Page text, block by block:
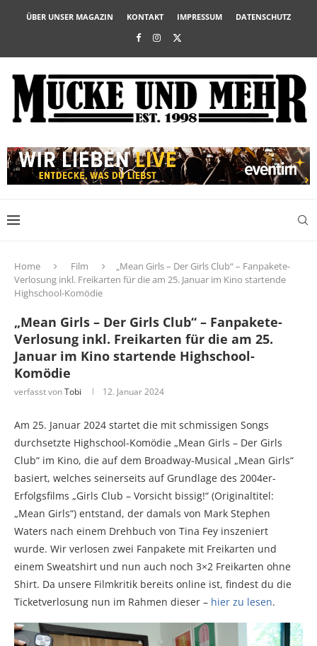
ÜBER UNSER MAGAZIN KONTAKT IMPRESSUM DATENSCHUTZ
Home Film
„Mean Girls – Der Girls Club“ – Fanpakete-
Verlosung inkl. Freikarten für die am 25. Januar im Kino startende
Highschool-Komödie
„Mean Girls – Der Girls Club“ – Fanpakete-
Verlosung inkl. Freikarten für die am 25.
Januar im Kino startende Highschool-
Komödie
verfasst vonTobi 12. Januar 2024
Am 25. Januar 2024 startet die mit schmissigen Songs
durchsetzte Highschool-Komödie „Mean Girls – Der Girls
Club“ im Kino, die auf dem Broadway-Musical „Mean Girls“
basiert, welches seinerseits auf Grundlage des 2004er-
Erfolgsfilms „Girls Club – Vorsicht bissig!“ (Originaltitel:
„Mean Girls“) entstand, der damals von Mark Stephen
Waters nach einem Drehbuch von Tina Fey inszeniert
wurde. Wir verlosen zwei Fanpakete mit Freikarten und
einem Sweatshirt und nun auch noch 3×2 Freikarten ohne
Shirt. Da unsere Filmkritik bereits online ist, findest du die
Ticketverlosung nun im Rahmen dieser – hier zu lesen.